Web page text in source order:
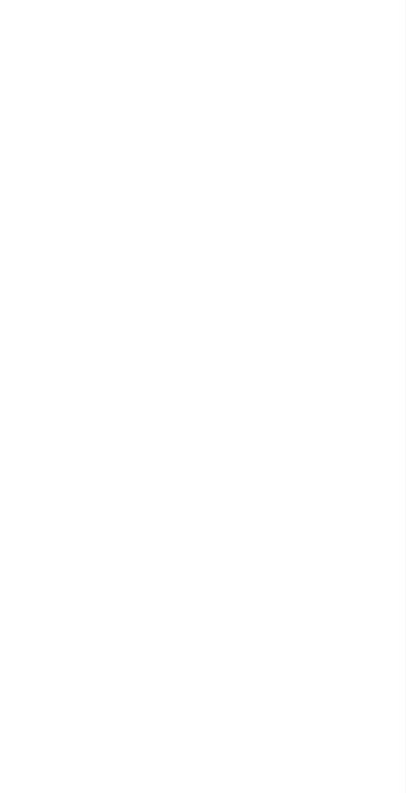
ai reparti
formativo conforme
elettrici
di sicurezza generali
produttivi
D. Lgs. 81/08 e